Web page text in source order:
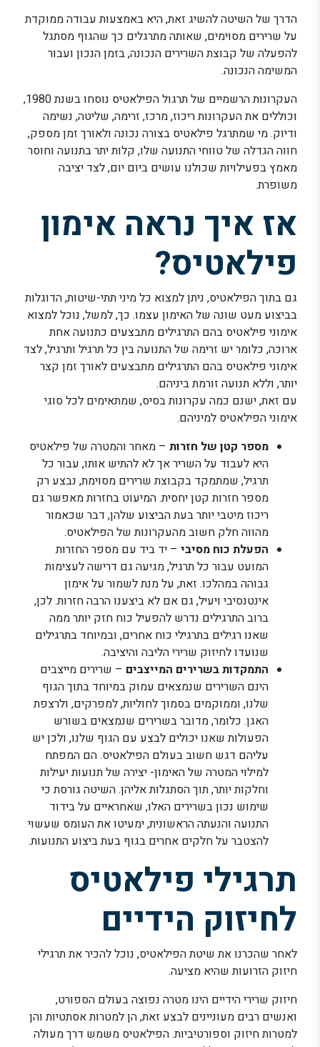
הדרך של השיטה להשיג זאת, היא באמצעות עבודה ממוקדת
על שרירים מסוימים, שאותה מתרגלים כך שהגוף מסתגל
להפעלה של קבוצת השרירים הנכונה, בזמן הנכון ועבור
המשימה הנכונה.
העקרונות הרשמיים של תרגול הפילאטיס נוסחו בשנת 1980,
וכוללים את העקרונות ריכוז, מרכז, זרימה, שליטה, נשימה
ודיוק. מי שמתרגל פילאטיס בצורה נכונה ולאורך זמן מספק,
חווה הגדלה של טווחי התנועה שלו, קלות יתר בתנועה וחוסר
מאמץ בפעילויות שכולנו עושים ביום יום, לצד יציבה
משופרת.
אז איך נראה אימון
פילאטיס?
גם בתוך הפילאטיס, ניתן למצוא כל מיני תתי-שיטות, הדוגלות
בביצוע מעט שונה של האימון עצמו. כך, למשל, נוכל למצוא
אימוני פילאטיס בהם התרגילים מתבצעים כתנועה אחת
ארוכה, כלומר יש זרימה של התנועה בין כל תרגיל ותרגיל, לצד
אימוני פילאטיס בהם התרגילים מתבצעים לאורך זמן קצר
יותר, וללא תנועה זורמת ביניהם.
עם זאת, ישנם כמה עקרונות בסיס, שמתאימים לכל סוגי
אימוני הפילאטיס למיניהם.
מספר קטן של חזרות – מאחר והמטרה של פילאטיס
היא לעבוד על השריר אך לא להתיש אותו, עבור כל
תרגיל, שמתמקד בקבוצת שרירים מסוימת, נבצע רק
מספר חזרות קטן יחסית. המיעוט בחזרות מאפשר גם
ריכוז מיטבי יותר בעת הביצוע שלהן, דבר שכאמור
מהווה חלק חשוב מהעקרונות של הפילאטיס.
הפעלת כוח מסיבי – יד ביד עם מספר החזרות
המועט עבור כל תרגיל, מגיעה גם דרישה לעצימות
גבוהה במהלכו. זאת, על מנת לשמור על אימון
אינטנסיבי ויעיל, גם אם לא ביצענו הרבה חזרות. לכן,
ברוב התרגילים נדרש להפעיל כוח חזק יותר ממה
שאנו רגילים בתרגילי כוח אחרים, ובמיוחד בתרגילים
שנועדו לחיזוק שרירי הליבה והיציבה.
התמקדות בשרירים המייצבים – שרירים מייצבים
הינם השרירים שנמצאים עמוק במיוחד בתוך הגוף
שלנו, וממוקמים בסמוך לחוליות, למפרקים, ולרצפת
האגן. כלומר, מדובר בשרירים שנמצאים בשורש
הפעולות שאנו יכולים לבצע עם הגוף שלנו, ולכן יש
עליהם דגש חשוב בעולם הפילאטיס. הם המפתח
למילוי המטרה של האימון- יצירה של תנועות יעילות
וחלקות יותר, תוך הסתגלות אליהן. השיטה גורסת כי
שימוש נכון בשרירים האלו, שאחראיים על בידוד
התנועה והנעתה הראשונית, ימעיטו את העומס שעשוי
להצטבר על חלקים אחרים בגוף בעת ביצוע התנועות.
תרגילי פילאטיס
לחיזוק הידיים
לאחר שהכרנו את שיטת הפילאטיס, נוכל להכיר את תרגילי
חיזוק הזרועות שהיא מציעה.
חיזוק שרירי הידיים הינו מטרה נפוצה בעולם הספורט,
ואנשים רבים מעוניינים לבצע זאת, הן למטרות אסתטיות והן
למטרות חיזוק וספורטיביות. הפילאטיס משמש דרך מעולה